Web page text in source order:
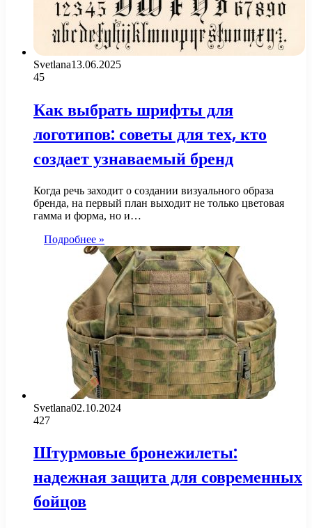
Svetlana13.06.2025
45
Как выбрать шрифты для
логотипов: советы для тех, кто
создает узнаваемый бренд
Когда речь заходит о создании визуального образа
бренда, на первый план выходит не только цветовая
гамма и форма, но и…
Подробнее »
Svetlana02.10.2024
427
Штурмовые бронежилеты:
надежная защита для современных
бойцов